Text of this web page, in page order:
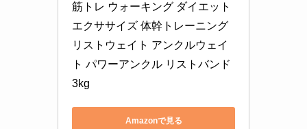
筋トレ ウォーキング ダイエット
エクササイズ 体幹トレーニング
リストウェイト アンクルウェイ
ト パワーアンクル リストバンド
3kg
Amazonで見る